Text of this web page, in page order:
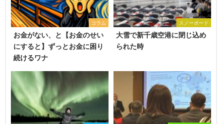
コラム
お金がない、と【お金のせい
にすると】ずっとお金に困り
続けるワナ
スノーボード
大雪で新千歳空港に閉じ込め
られた時